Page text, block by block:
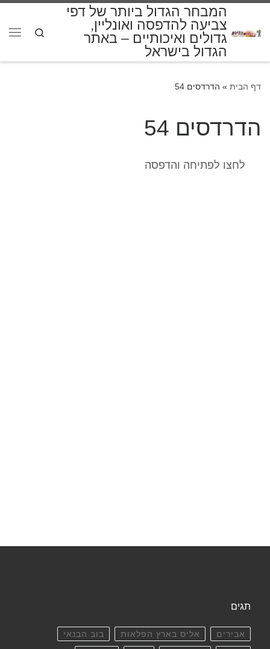
המבחר הגדול ביותר של דפי
צביעה להדפסה ואונליין,
גדולים ואיכותיים – באתר
הגדול בישראל
Search
דף הבית » הדרדסים 54
הדרדסים 54
לחצו לפתיחה והדפסה
תגים
אבירים אליס בארץ הפלאות בוב הבנאי